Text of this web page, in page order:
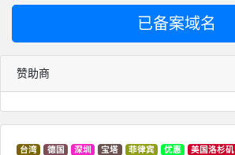
已备案域名
赞助商
台湾 德国 深圳 宝塔 菲律宾 优惠 美国洛杉矶